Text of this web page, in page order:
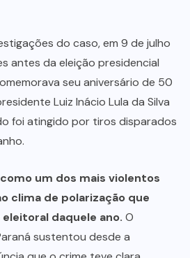
do caso, em 9 de julho
antes da eleição presidencial
seu aniversário de 50
Luiz Inácio Lula da Silva
foi atingido por tiros disparados
um dos mais violentos
clima de polarização que
daquele ano. O
sustentou desde a